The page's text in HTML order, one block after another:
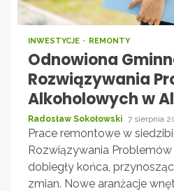
INWESTYCJE REMONTY
Odnowiona
Rozwiązywania
Alkoholowych w
Radosław Sokołowski 7 sierpnia
Prace remontowe w
Rozwiązywania
dobiegły końca,
zmian. Nowe aranżacje